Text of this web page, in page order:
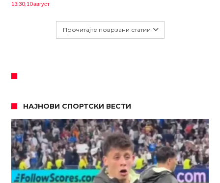
13:30, 10 август
Прочитајте поврзани статии
НАЈНОВИ СПОРТСКИ ВЕСТИ